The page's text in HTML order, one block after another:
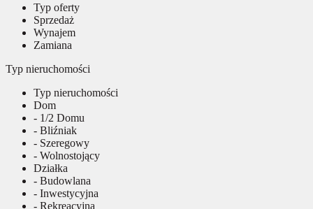
Typ oferty
Sprzedaż
Wynajem
Zamiana
Typ nieruchomości
Typ nieruchomości
Dom
- 1/2 Domu
- Bliźniak
- Szeregowy
- Wolnostojący
Działka
- Budowlana
- Inwestycyjna
- Rekreacyjna